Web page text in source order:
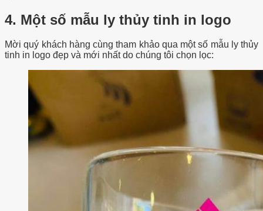
4. Một số mẫu ly thủy tinh in logo
Mời quý khách hàng cùng tham khảo qua một số mẫu ly thủy
tinh in logo đẹp và mới nhất do chúng tôi chọn lọc: